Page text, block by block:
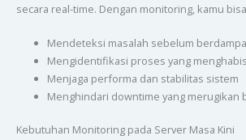
secara real-time. Dengan monitoring, kamu
Mendeteksi masalah sebelum
Mengidentifikasi proses yang
Menjaga performa dan stabilitas sistem
Menghindari downtime yang merugikan
Kebutuhan Monitoring pada Server Masa Kini